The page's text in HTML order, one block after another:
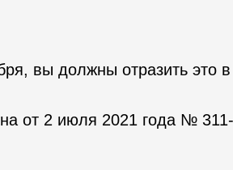
вы должны отразить это
от 2 июля 2021 года №